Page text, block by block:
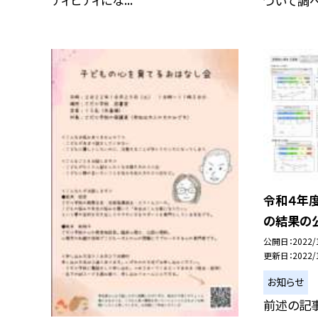
令和４年
の結果の
公開日
更新日
お知らせ
前述の記